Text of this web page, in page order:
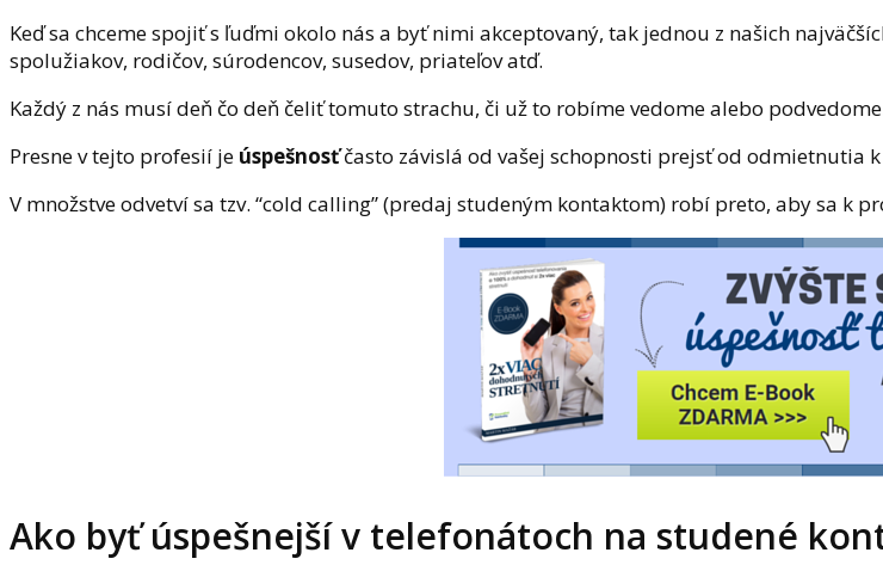
Keď sa chceme spojiť s ľuďmi okolo nás a byť nimi akceptovaný, tak jednou z našich
spolužiakov, rodičov, súrodencov, susedov, priateľov atď.
Každý z nás musí deň čo deň čeliť tomuto strachu, či už to robíme vedome alebo
Presne v tejto profesií je úspešnosťčasto závislá od vašej schopnosti prejsť od odmietnutia
V množstve odvetví sa tzv. “cold calling” (predaj studeným kontaktom) robí preto, aby sa
Ako byť úspešnejší v telefonátoch na studené